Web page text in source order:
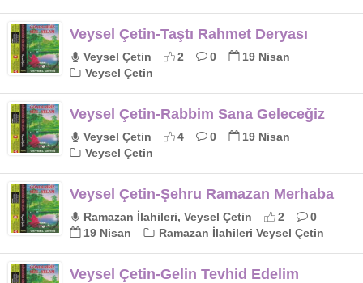
Veysel Çetin-Taştı Rahmet Deryası
Veysel Çetin 2 0
19 Nisan
Veysel Çetin
Veysel Çetin-Rabbim Sana Geleceğiz
Veysel Çetin 4 0
19 Nisan
Veysel Çetin
Veysel Çetin-Şehru Ramazan Merhaba
Ramazan İlahileri, Veysel Çetin 2
0
19 Nisan
Ramazan İlahileri Veysel Çetin
Veysel Çetin-Gelin Tevhid Edelim